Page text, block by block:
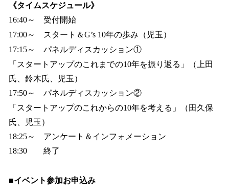
《タイムスケジュール》
16:40～ 受付開始
17:00～ スタート＆G’s 10年の歩み（児玉）
17:15～ パネルディスカッション①
「スタートアップのこれまでの10年を振り返る」（上田
氏、鈴木氏、児玉）
17:50～ パネルディスカッション②
「スタートアップのこれからの10年を考える」（田久保
氏、児玉）
18:25～ アンケート＆インフォメーション
18:30 終了
■イベント参加お申込み